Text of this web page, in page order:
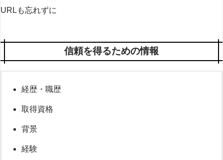
URLも忘れずに
信頼を得るための情報
経歴・職歴
取得資格
背景
経験